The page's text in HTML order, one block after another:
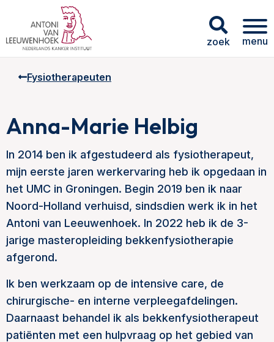
zoek menu
Fysiotherapeuten
Anna-Marie Helbig
In 2014 ben ik afgestudeerd als fysiotherapeut,
mijn eerste jaren werkervaring heb ik opgedaan in
het UMC in Groningen. Begin 2019 ben ik naar
Noord-Holland verhuisd, sindsdien werk ik in het
Antoni van Leeuwenhoek. In 2022 heb ik de 3-
jarige masteropleiding bekkenfysiotherapie
afgerond.
Ik ben werkzaam op de intensive care, de
chirurgische- en interne verpleegafdelingen.
Daarnaast behandel ik als bekkenfysiotherapeut
patiënten met een hulpvraag op het gebied van